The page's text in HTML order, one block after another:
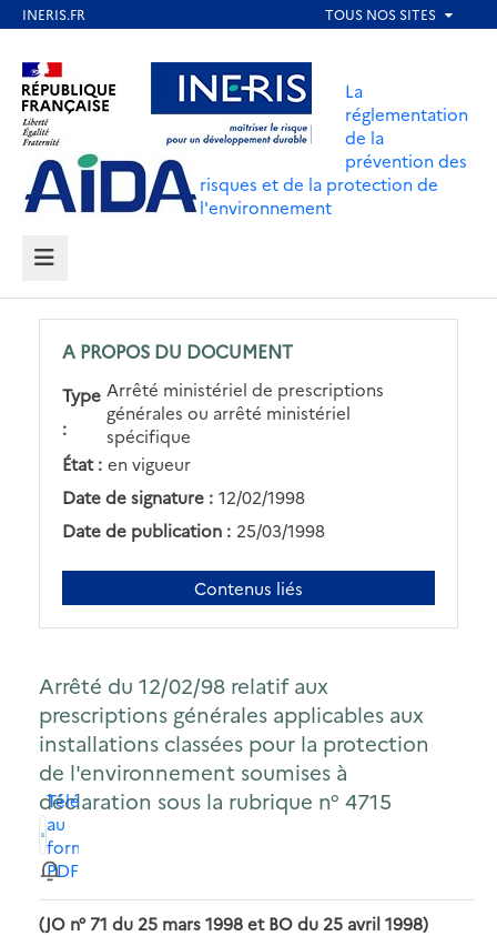
contenu
principal
Aller au contenu Aller au menu
Aller au pied de page
La
réglementation
de la
prévention des
risques et de la protection de
l'environnement
MENU
A PROPOS DU DOCUMENT
Type
:
Arrêté ministériel de prescriptions
générales ou arrêté ministériel
spécifique
État : en vigueur
Date de signature : 12/02/1998
Date de publication : 25/03/1998
Contenus liés
Arrêté du 12/02/98 relatif aux
prescriptions générales applicables aux
installations classées pour la protection
de l'environnement soumises à
déclaration sous la rubrique n° 4715
Télécharger
au
format
PDF
(JO n° 71 du 25 mars 1998 et BO du 25 avril 1998)